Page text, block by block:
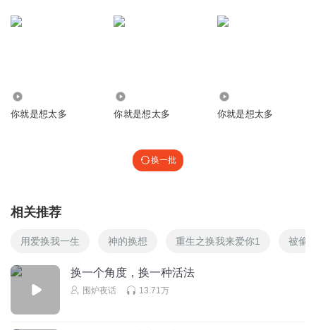
你就是想太多 你就是想太多 你就是想太多
换一批
相关推荐
用爱换我一生 神的换想 重生之换我来爱你1 被偷
换一个角度，换一种活法
围炉夜话 13.71万